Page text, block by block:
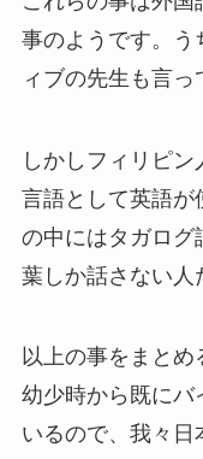
事のようです。う
ィブの先生も言っ
しかしフィリピ
言語として英語が
の中にはタガログ
葉しか話さない人
以上の事をまと
幼少時から既にバ
いるので、我々日